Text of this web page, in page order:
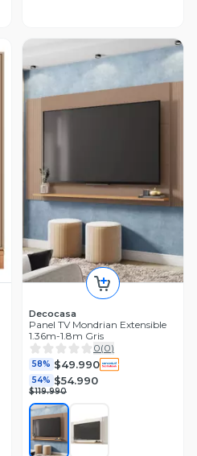
Decocasa
Panel TV Mondrian Extensible
1.36m-1.8m Gris
0(0)
58% $49.990
54% $54.990
$119.990